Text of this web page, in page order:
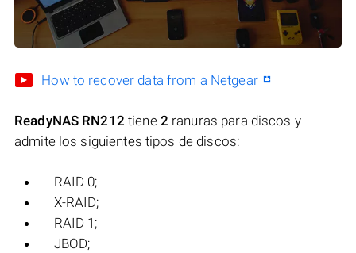
How to recover data from a Netgear
ReadyNAS RN212 tiene 2 ranuras para discos y
admite los siguientes tipos de discos:
RAID 0;
X-RAID;
RAID 1;
JBOD;